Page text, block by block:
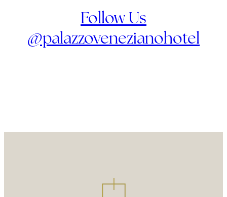
Follow Us
@palazzovenezianohotel